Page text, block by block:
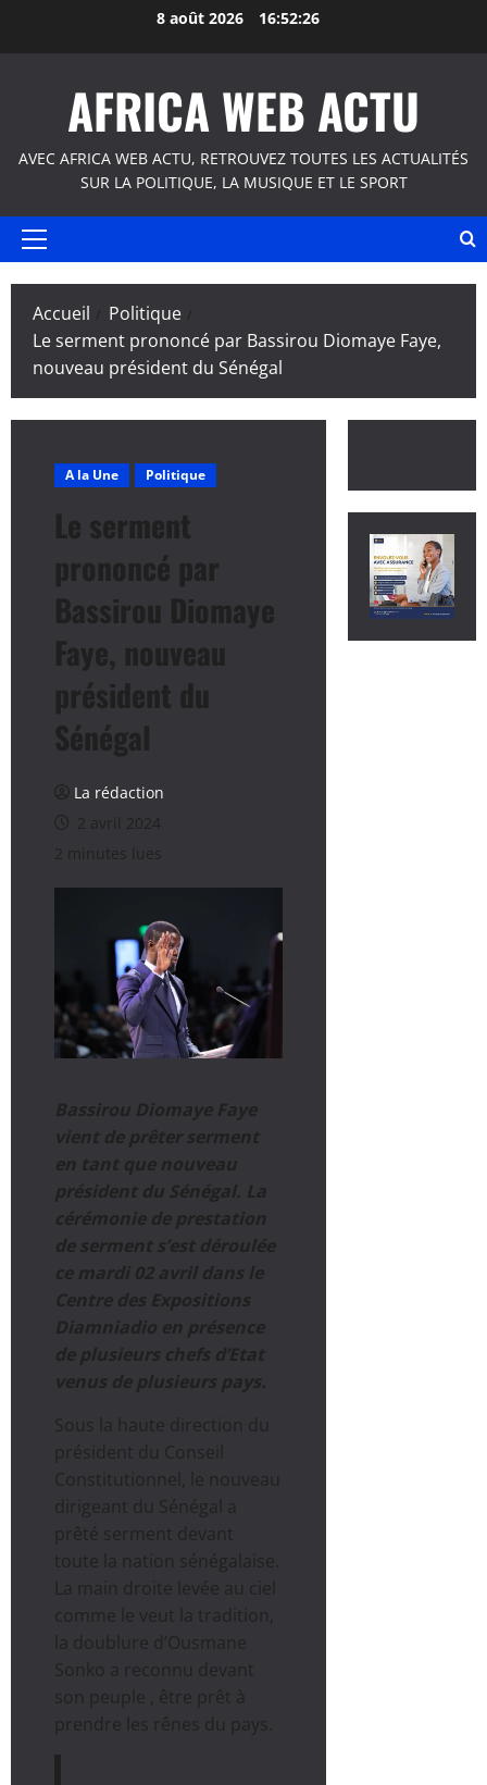
8 août 2026 16:52:26
AFRICA WEB ACTU
AVEC AFRICA WEB ACTU, RETROUVEZ TOUTES LES ACTUALITÉS
SUR LA POLITIQUE, LA MUSIQUE ET LE SPORT
Menu
Accueil
Politique
Le serment prononcé par Bassirou Diomaye Faye,
nouveau président du Sénégal
A la Une Politique
Le serment
prononcé par
Bassirou Diomaye
Faye, nouveau
président du
Sénégal
La rédaction
2 avril 2024
2 minutes lues
Bassirou Diomaye Faye
vient de prêter serment
en tant que nouveau
président du Sénégal. La
cérémonie de prestation
de serment s’est déroulée
ce mardi 02 avril dans le
Centre des Expositions
Diamniadio en présence
de plusieurs chefs d’Etat
venus de plusieurs pays.
Sous la haute direction du
président du Conseil
Constitutionnel, le nouveau
dirigeant du Sénégal a
prêté serment devant
toute la nation sénégalaise.
La main droite levée au ciel
comme le veut la tradition,
la doublure d’Ousmane
Sonko a reconnu devant
son peuple , être prêt à
prendre les rênes du pays.